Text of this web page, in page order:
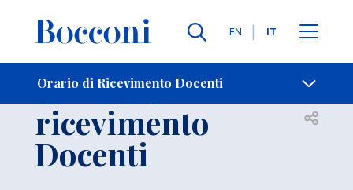
Lingue
EN IT
Orario di Ricevimento Docenti
-
Orario di
ricevimento
Docenti
Open